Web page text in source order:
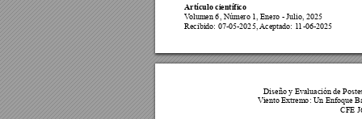
Artículo científico
Volumen 6 , Número 1, Enero - Julio, 2025
Recibido: 07-05-2025, Aceptado: 11 -06-2025
Diseño y Evaluación de
Viento Extremo: Un Enfoque
CFE